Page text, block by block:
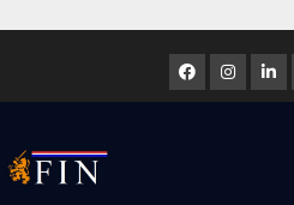
content
Facebook